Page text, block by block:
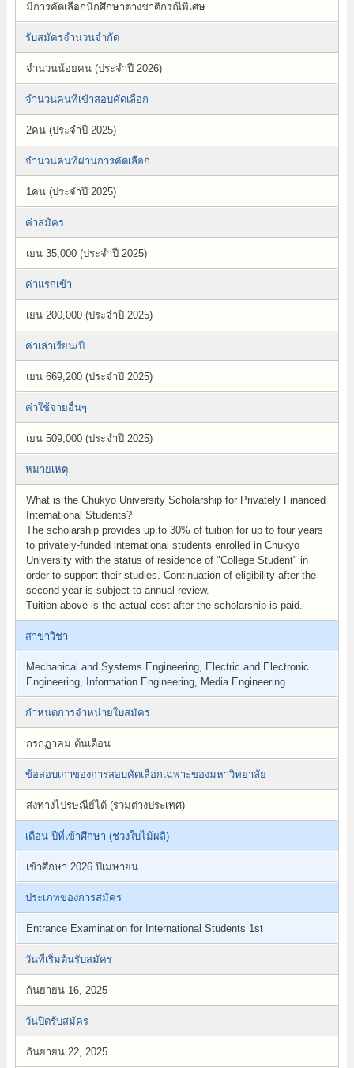
มีการคัดเลือกนักศึกษาต่างชาติกรณีพิเศษ
รับสมัครจำนวนจำกัด
จำนวนน้อยคน (ประจำปี 2026)
จำนวนคนที่เข้าสอบคัดเลือก
2คน (ประจำปี 2025)
จำนวนคนที่ผ่านการคัดเลือก
1คน (ประจำปี 2025)
ค่าสมัคร
เยน 35,000 (ประจำปี 2025)
ค่าแรกเข้า
เยน 200,000 (ประจำปี 2025)
ค่าเล่าเรียน/ปี
เยน 669,200 (ประจำปี 2025)
ค่าใช้จ่ายอื่นๆ
เยน 509,000 (ประจำปี 2025)
หมายเหตุ
What is the Chukyo University Scholarship for Privately Financed
International Students?
The scholarship provides up to 30% of tuition for up to four years
to privately-funded international students enrolled in Chukyo
University with the status of residence of "College Student" in
order to support their studies. Continuation of eligibility after the
second year is subject to annual review.
Tuition above is the actual cost after the scholarship is paid.
สาขาวิชา
Mechanical and Systems Engineering, Electric and Electronic
Engineering, Information Engineering, Media Engineering
กำหนดการจำหน่ายใบสมัคร
กรกฏาคม ต้นเดือน
ข้อสอบเก่าของการสอบคัดเลือกเฉพาะของมหาวิทยาลัย
ส่งทางไปรษณีย์ได้ (รวมต่างประเทศ)
เดือน ปีที่เข้าศึกษา (ช่วงใบไม้ผลิ)
เข้าศึกษา 2026 ปีเมษายน
ประเภทของการสมัคร
Entrance Examination for International Students 1st
วันที่เริ่มต้นรับสมัคร
กันยายน 16, 2025
วันปิดรับสมัคร
กันยายน 22, 2025